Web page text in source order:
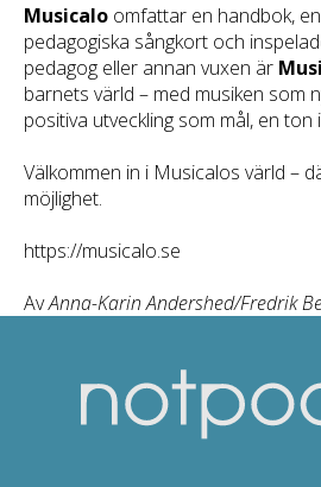
Musicalo omfattar en handbok,
pedagogiska sångkort och
pedagog eller annan vuxen är
barnets värld – med musiken som
positiva utveckling som mål, en ton
Välkommen in i Musicalos värld –
möjlighet.
https://musicalo.se
AvAnna-Karin Andershed/Fredrik